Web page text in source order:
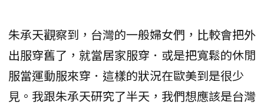
朱承天觀察到，台灣的一般婦女們，比較會把外
出服穿舊了，就當居家服穿．或是把寬鬆的休閒
服當運動服來穿．這樣的狀況在歐美到是很少
見。我跟朱承天研究了半天，我們想應該是台灣